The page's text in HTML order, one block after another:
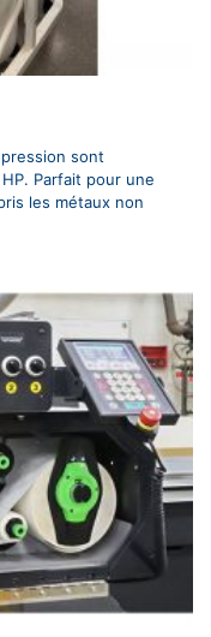
sont
Parfait pour une
les métaux non